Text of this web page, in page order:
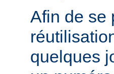
Afin de se
quelques